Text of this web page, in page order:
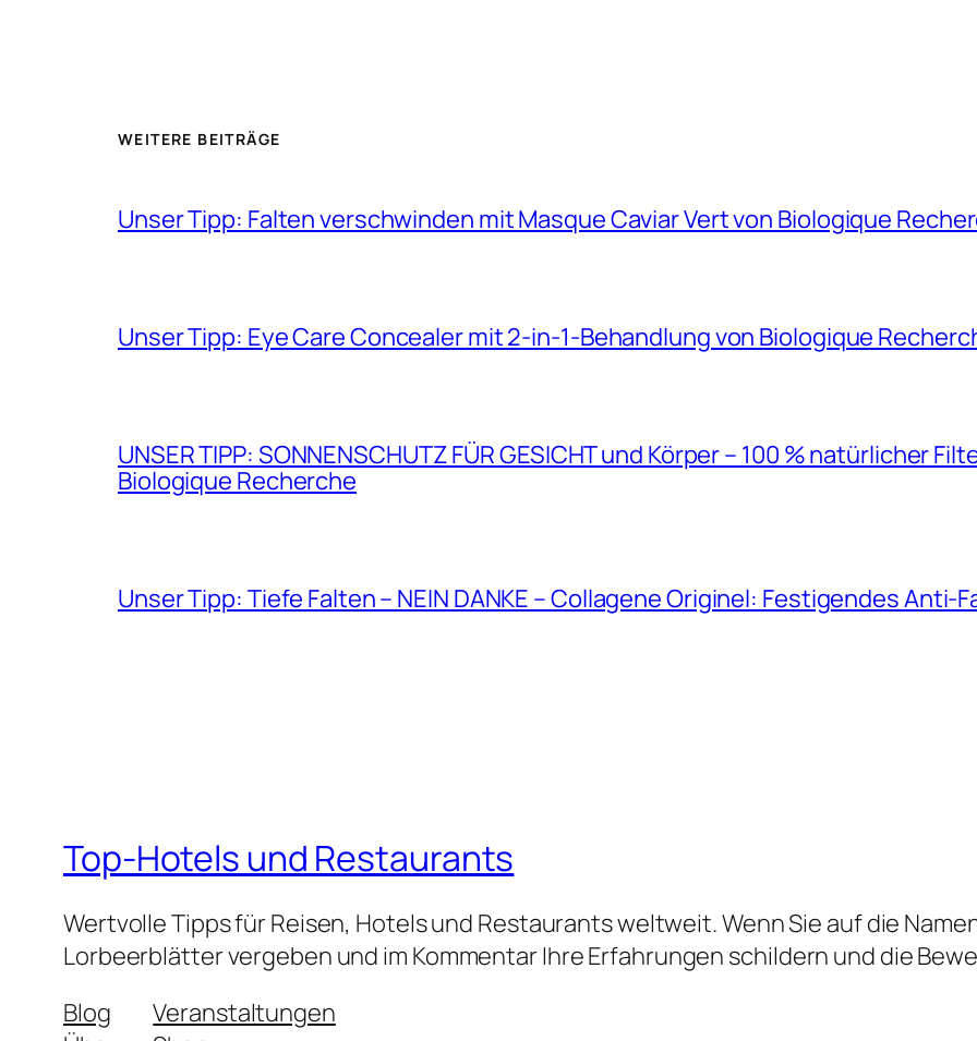
WEITERE BEITRÄGE
Unser Tipp: Falten verschwinden mit Masque Caviar Vert von Biologique
Unser Tipp: Eye Care Concealer mit 2-in-1-Behandlung von Biologique
UNSER TIPP: SONNENSCHUTZ FÜR GESICHT und Körper – 100 % natürlicher
Biologique Recherche
Unser Tipp: Tiefe Falten – NEIN DANKE – Collagene Originel: Festigendes Anti-
Top-Hotels und Restaurants
Wertvolle Tipps für Reisen, Hotels und Restaurants weltweit. Wenn Sie auf die
Lorbeerblätter vergeben und im Kommentar Ihre Erfahrungen schildern und die
Blog
Veranstaltungen